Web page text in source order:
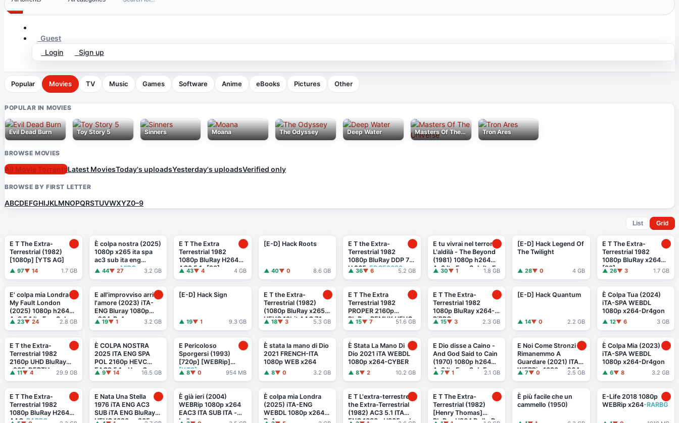
Guest
Login
Sign up
Popular Movies TV Music Games Software Anime eBooks Pictures Other
POPULAR IN MOVIES
Evil Dead Burn Toy Story 5 Sinners Moana The Odyssey Deep Water Masters Of The Universe Tron Ares
BROWSE MOVIES
All Movie TorrentsLatest MoviesToday's uploadsYesterday's uploadsVerified only
BROWSE BY FIRST LETTER
ABCDEFGHIJKLMNOPQRSTUVWXYZ0–9
List Grid
E T The Extra-
Terrestrial (1982)
[1080p] [YTS AG]
▲ 97▼ 14 1.7 GB
È colpa nostra (2025)
1080p x265 ita spa
ac3 sub ita eng
nueng - MIRCrew
▲ 44▼ 27 3.2 GB
E T The Extra
Terrestrial 1982
1080p BluRay H264
AC3 5.1 -[88]
▲ 43▼ 4 4 GB
[E-D] Hack Roots
▲ 40▼ 0 8.6 GB
E T the Extra-
Terrestrial 1982
1080p BluRay DDP 7 1
H 265-EDGE2020
▲ 36▼ 6 5.2 GB
E tu vivrai nel terrore!
L'aldilà - The Beyond
(1981) 1080p h264
Ac3 Ita Eng Sub Ita E
▲ 30▼ 1 1.8 GB
[E-D] Hack Legend Of
The Twilight
▲ 28▼ 0 4 GB
E T The Extra-
Terrestrial 1982
1080p BluRay x264
[88]
▲ 26▼ 3 1.7 GB
E' colpa mia Londra -
My Fault London
(2025) 1080p h264
Ac3 5.1 Ita Eng Sub
▲ 23▼ 24 2.8 GB
E all'improvviso arriva
l'amore (2023) iTA-
ENG Bluray 1080p
x264-Dr4gon
▲ 19▼ 1 3.2 GB
[E-D] Hack Sign
▲ 19▼ 1 9.3 GB
E T the Extra-
Terrestrial (1982)
(1080p BluRay x265
HEVC 10bit AAC 7.1
▲ 18▼ 3 5.3 GB
E T The Extra
Terrestrial 1982
PROPER 2160p
BluRay REMUX HEVC
▲ 15▼ 7 51.6 GB
E T The Extra-
Terrestrial 1982
1080p BluRay x264-
RiPRG
▲ 15▼ 3 2.3 GB
[E-D] Hack Quantum
▲ 14▼ 0 2.2 GB
È Colpa Tua (2024)
iTA-SPA WEBDL
1080p x264-Dr4gon
▲ 12▼ 6 3 GB
E T the Extra-
Terrestrial 1982
2160p UHD BluRay
x265-DEPTH
▲ 11▼ 4 29.9 GB
È COLPA NOSTRA
2025 ITA ENG SPA
POL 2160p HEVC
EAC3 5.1 - HerpCrew
▲ 9▼ 14 16.5 GB
E Pericoloso
Sporgersi (1993)
[720p] [WEBRip]
[YTS]
▲ 8▼ 0 954 MB
È stata la mano di Dio
2021 FRENCH-ITA
1080p WEB x264
▲ 8▼ 0 3.2 GB
È Stata La Mano Di
Dio 2021 iTA WEBDL
1080p x264-CYBER
▲ 8▼ 2 10.2 GB
E Dio disse a Caino -
And God Said to Cain
(1970) 1080p h264
Ac3 Ita Eng Sub Eng-
▲ 7▼ 1 2.1 GB
E Noi Come Stronzi
Rimanemmo A
Guardare (2021) ITA
WEBRip 1080p x264-
▲ 7▼ 0 2.5 GB
È Colpa Mia (2023)
iTA-SPA WEBDL
1080p x264-Dr4gon
▲ 6▼ 8 3.2 GB
E T The Extra-
Terrestrial 1982
1080p BluRay H264
AAC-RARBG
E Nata Una Stella
1976 iTA ENG AC3
SUB iTA ENG BluRay
HEVC 1080p x265
È già ieri (2004)
WEBRip 1080p x264
EAC3 ITA SUB ITA -
Lullozzo
È colpa mia Londra
(2025) iTA-ENG
WEBDL 1080p x264-
Dr4gon
E T L'extra-terrestre -
the Extra-Terrestrial
(1982) AC3 5.1 ITA
ENG 1080p H265 sub
E T The Extra-
Terrestrial (1982)
[Henry Thomas]
BluRay H264 DolbyD
È più facile che un
cammello (1950)
E-Life 2018 1080p
WEBRip x264-RARBG